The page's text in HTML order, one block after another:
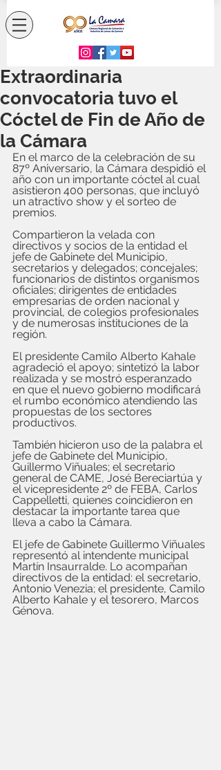
Extraordinaria
convocatoria tuvo el
Cóctel de Fin de Año de
la Cámara
En el marco de la celebración de su
87º Aniversario, la Cámara despidió el
año con un importante cóctel al cual
asistieron 400 personas, que incluyó
un atractivo show y el sorteo de
premios.
Compartieron la velada con
directivos y socios de la entidad el
jefe de Gabinete del Municipio,
secretarios y delegados; concejales;
funcionarios de distintos organismos
oficiales; dirigentes de entidades
empresarias de orden nacional y
provincial, de colegios profesionales
y de numerosas instituciones de la
región.
El presidente Camilo Alberto Kahale
agradeció el apoyo; sintetizó la labor
realizada y se mostró esperanzado
en que el nuevo gobierno modificará
el rumbo económico atendiendo las
propuestas de los sectores
productivos.
También hicieron uso de la palabra el
jefe de Gabinete del Municipio,
Guillermo Viñuales; el secretario
general de CAME, José Bereciartúa y
el vicepresidente 2º de FEBA, Carlos
Cappelletti, quienes coincidieron en
destacar la importante tarea que
lleva a cabo la Cámara.
El jefe de Gabinete Guillermo Viñuales
representó al intendente municipal
Martín Insaurralde. Lo acompañan
directivos de la entidad: el secretario,
Antonio Venezia; el presidente, Camilo
Alberto Kahale y el tesorero, Marcos
Génova.